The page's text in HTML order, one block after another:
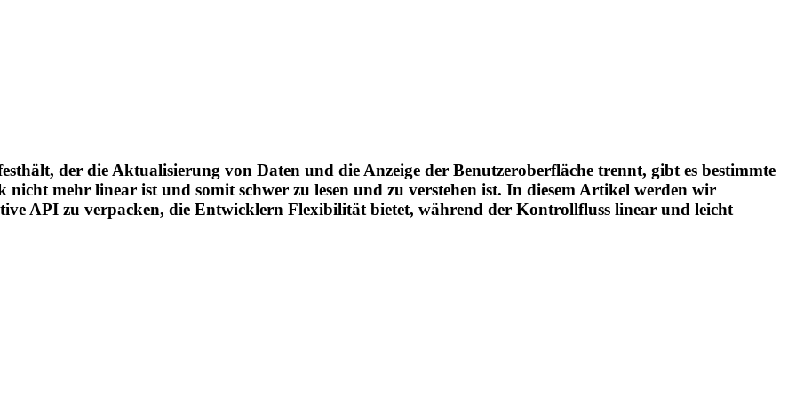
der die Aktualisierung von Daten und die Anzeige der Benutzeroberfläche trennt, gibt es bestimmte
mehr linear ist und somit schwer zu lesen und zu verstehen ist. In diesem Artikel werden wir
API zu verpacken, die Entwicklern Flexibilität bietet, während der Kontrollfluss linear und leicht